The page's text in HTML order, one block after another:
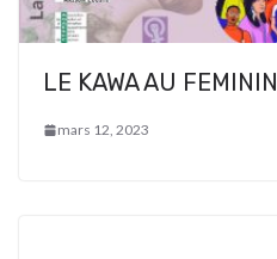
LE KAWA AU FEMININ
mars 12, 2023